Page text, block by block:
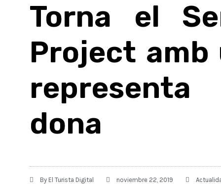
Torna el
Project amb
dona
By El Turista Digital noviembre 22, 2019